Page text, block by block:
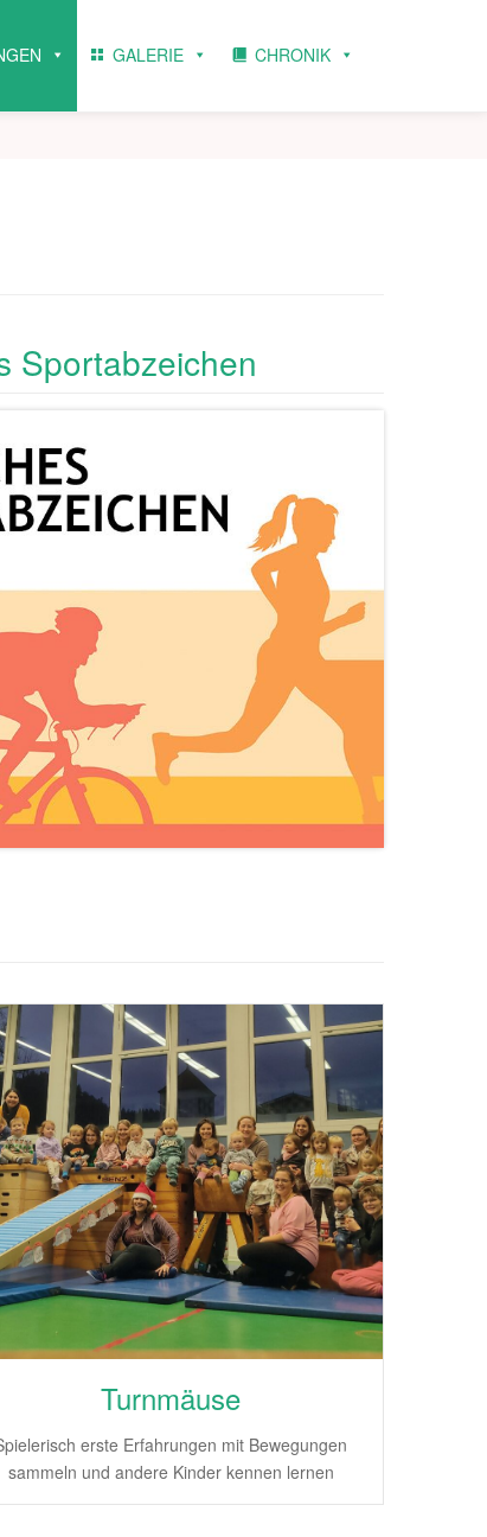
GALERIE CHRONIK
Sportabzeichen
Turnmäuse
erste Erfahrungen mit Bewegungen
sammeln und andere Kinder kennen lernen